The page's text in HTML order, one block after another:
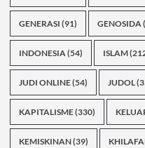
GENERASI (91) GENOSIDA
INDONESIA(54) ISLAM
JUDI ONLINE(54) JUDOL
KAPITALISME(330)
KEMISKINAN(39)